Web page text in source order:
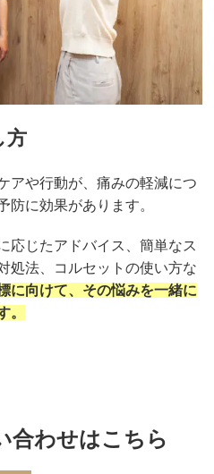
方
アや行動が、痛みの軽減につ
防に効果があります。
応じたアドバイス、簡単なス
処法、コルセットの使い方な
に向けて、その悩みを一緒に
。
合わせはこちら